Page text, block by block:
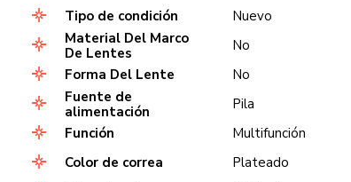
Tipo de condición
Nuevo
Material Del Marco
De Lentes
No
Forma Del Lente
No
Fuente de
alimentación
Pila
Función
Multifunción
Color de correa
Plateado